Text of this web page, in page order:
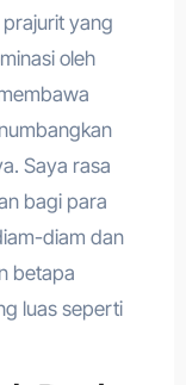
yang
oleh
Saya rasa
bagi para
diam dan
betapa
luas seperti